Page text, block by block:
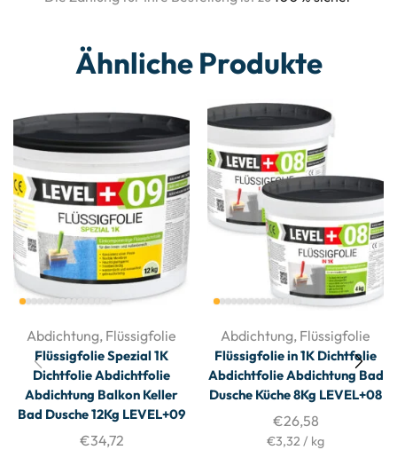
Ähnliche Produkte
Abdichtung, Flüssigfolie
Flüssigfolie Spezial 1K
Dichtfolie Abdichtfolie
Abdichtung Balkon Keller
Bad Dusche 12Kg LEVEL+09
€34,72
Abdichtung, Flüssigfolie
Flüssigfolie in 1K Dichtfolie
Abdichtfolie Abdichtung Bad
Dusche Küche 8Kg LEVEL+08
€26,58
€3,32 / kg